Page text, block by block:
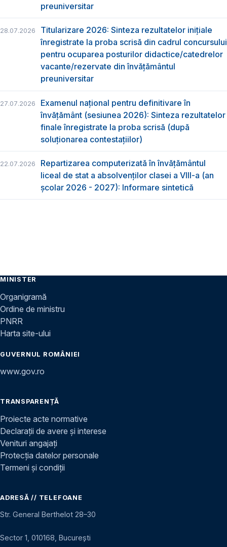
preuniversitar
28.07.2026
Titularizare 2026: Sinteza rezultatelor inițiale
înregistrate la proba scrisă din cadrul concursului
pentru ocuparea posturilor didactice/catedrelor
vacante/rezervate din învăţământul
preuniversitar
27.07.2026
Examenul național pentru definitivare în
învățământ (sesiunea 2026): Sinteza rezultatelor
finale înregistrate la proba scrisă (după
soluționarea contestațiilor)
22.07.2026
Repartizarea computerizată în învăţământul
liceal de stat a absolvenţilor clasei a VIII-a (an
școlar 2026 - 2027): Informare sintetică
MINISTER
Organigramă
Ordine de ministru
PNRR
Harta site-ului
GUVERNUL ROMÂNIEI
www.gov.ro
TRANSPARENȚĂ
Proiecte acte normative
Declarații de avere și interese
Venituri angajați
Protecția datelor personale
Termeni și condiții
ADRESĂ // TELEFOANE
Str. General Berthelot 28–30
Sector 1, 010168, București